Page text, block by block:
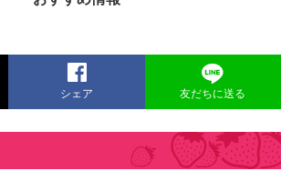
シェア 友だちに送る